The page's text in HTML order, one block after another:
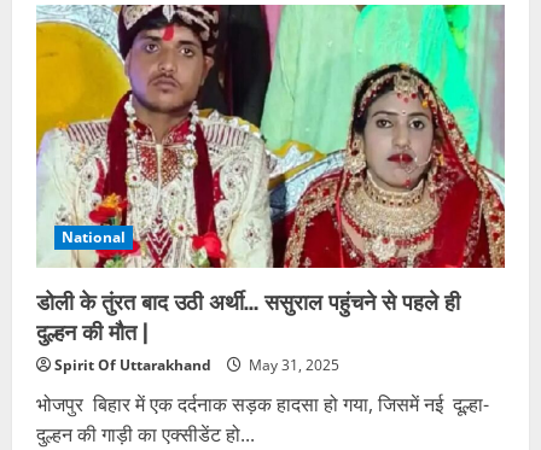
के
बाद
माँ
की
रोक-
टोक
अच्छी
ना
लगी
तो
बेटे
ने
माँ
की
कुल्हाड़ी
मारकर
कर
दी
National
डोली के तुंरत बाद उठी अर्थी… ससुराल पहुंचने से पहले ही
दुल्हन की मौत |
Spirit Of Uttarakhand May 31, 2025
भोजपुर बिहार में एक दर्दनाक सड़क हादसा हो गया, जिसमें नई दूल्हा-
दुल्हन की गाड़ी का एक्सीडेंट हो...